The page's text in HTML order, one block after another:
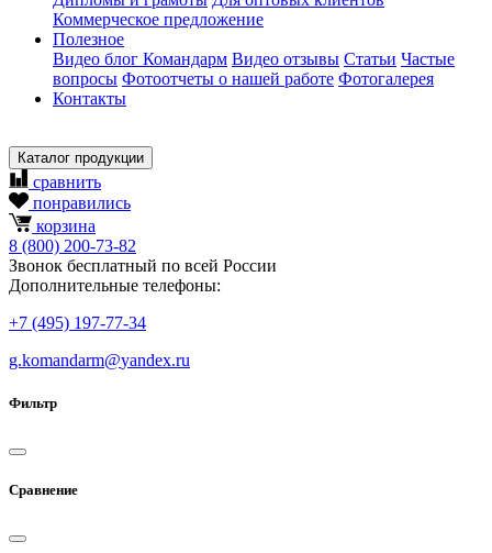
Коммерческое предложение
Полезное
Видео блог Командарм Видео отзывы Статьи Частые
вопросы Фотоотчеты о нашей работе Фотогалерея
Контакты
Каталог продукции
сравнить
понравились
корзина
8 (800) 200-73-82
Звонок бесплатный по всей России
Дополнительные телефоны:
+7 (495) 197-77-34
g.komandarm@yandex.ru
Фильтр
Сравнение